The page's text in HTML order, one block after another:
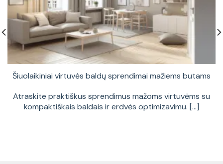
Šiuolaikiniai virtuvės baldų sprendimai mažiems butams
Atraskite praktiškus sprendimus mažoms virtuvėms su
kompaktiškais baldais ir erdvės optimizavimu. [...]